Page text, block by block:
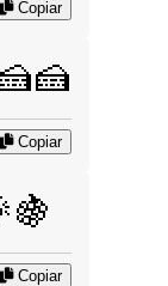
Copiar
Copiar
Copiar